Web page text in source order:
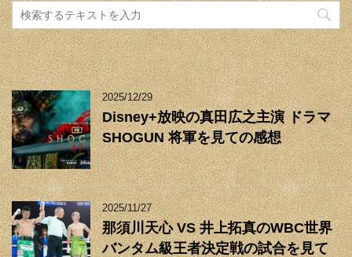
2025/12/29
Disney+放映の真田広之主演 ドラマ
SHOGUN 将軍を見ての感想
2025/11/27
那須川天心 VS 井上拓真のWBC世界
バンタム級王者決定戦の試合を見て